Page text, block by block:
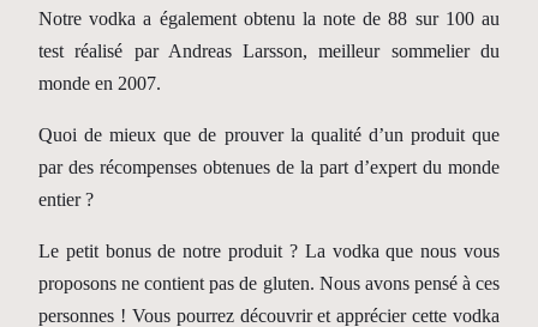
Notre vodka a également obtenu la note de 88 sur 100 au
test réalisé par Andreas Larsson, meilleur sommelier du
monde en 2007.
Quoi de mieux que de prouver la qualité d’un produit que
par des récompenses obtenues de la part d’expert du monde
entier ?
Le petit bonus de notre produit ? La vodka que nous vous
proposons ne contient pas de gluten. Nous avons pensé à ces
personnes ! Vous pourrez découvrir et apprécier cette vodka